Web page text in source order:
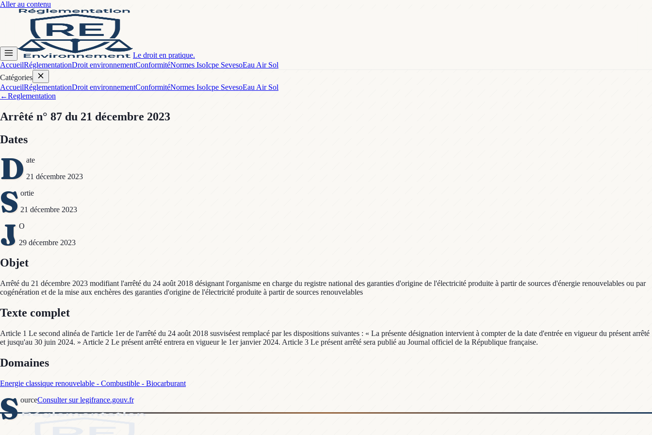
Aller au contenu
Le droit en pratique.
AccueilRéglementationDroit environnementConformitéNormes IsoIcpe SevesoEau Air Sol
Catégories
AccueilRéglementationDroit environnementConformitéNormes IsoIcpe SevesoEau Air Sol
←Reglementation
Arrêté n° 87 du 21 décembre 2023
Dates
D ate
21 décembre 2023
S ortie
21 décembre 2023
J O
29 décembre 2023
Objet
Arrêté du 21 décembre 2023 modifiant l'arrêté du 24 août 2018 désignant l'organisme en charge du registre national des garanties d'origine de l'électricité produite à partir de sources d'énergie renouvelables ou par
cogénération et de la mise aux enchères des garanties d'origine de l'électricité produite à partir de sources renouvelables
Texte complet
Article 1 Le second alinéa de l'article 1er de l'arrêté du 24 août 2018 susviséest remplacé par les dispositions suivantes : « La présente désignation intervient à compter de la date d'entrée en vigueur du présent arrêté
et jusqu'au 30 juin 2024. » Article 2 Le présent arrêté entrera en vigueur le 1er janvier 2024. Article 3 Le présent arrêté sera publié au Journal officiel de la République française.
Domaines
Energie classique renouvelable - Combustible - Biocarburant
S ourceConsulter sur legifrance.gouv.fr